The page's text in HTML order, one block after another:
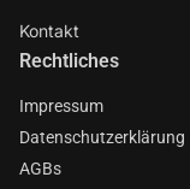
Kontakt
Rechtliches
Impressum
Datenschutzerklärung
AGBs